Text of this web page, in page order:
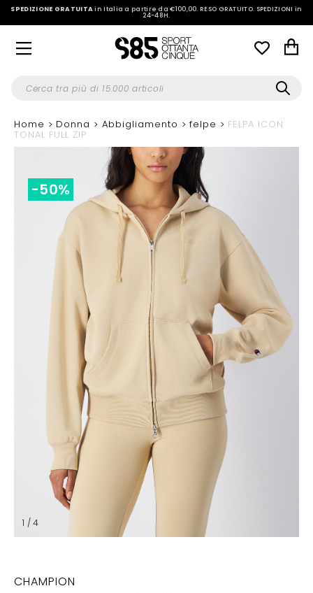
SPEDIZIONE GRATUITAin Italia a partire da €100,00.RESO GRATUITO. SPEDIZIONI in
24-48H.
Home Donna Abbigliamento felpe FELPA ICON
TONAL FULL ZIP
1 / 4
-50%
CHAMPION